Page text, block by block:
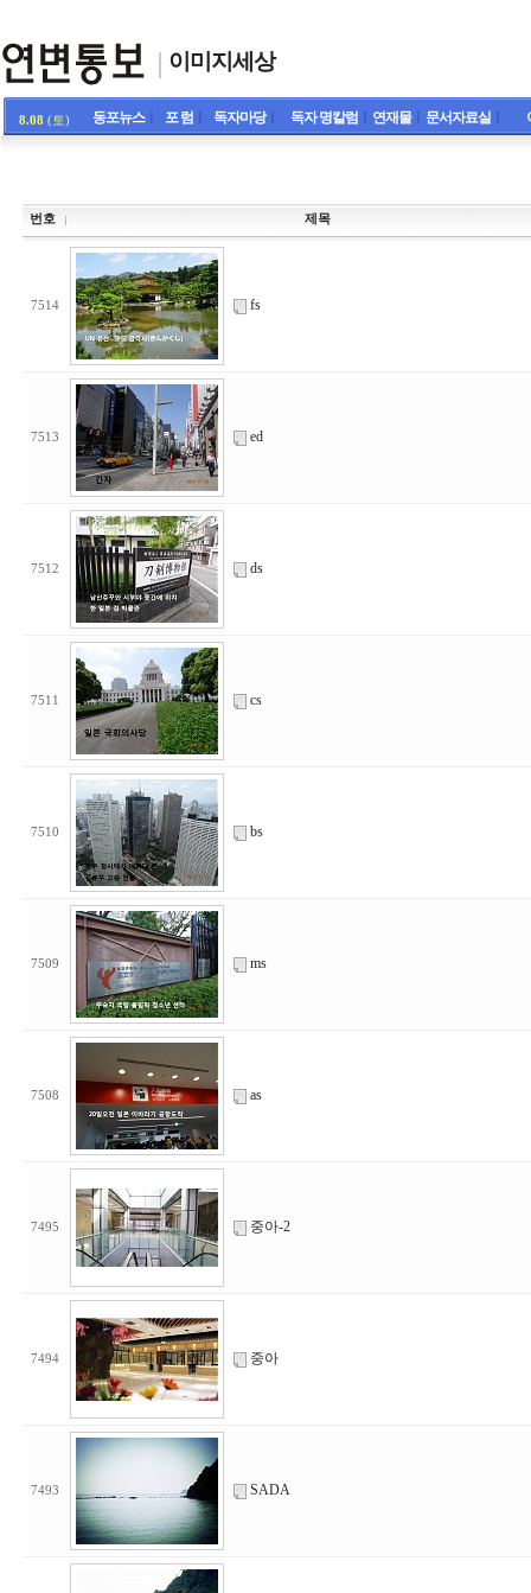
이미지세상
8.08 (토) 동포뉴스ㅣ 포 럼 독자마당ㅣ 독자 명칼럼 연재물ㅣ 문서자료실
번호 제목
7514 fs
7513 ed
7512 ds
7511 cs
7510 bs
7509 ms
7508 as
7495 중아-2
7494 중아
7493 SADA